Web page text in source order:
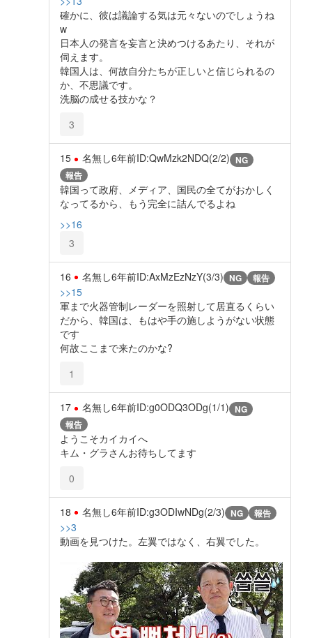
確かに、彼は議論する気は元々ないのでしょうね
w
日本人の発言を妄言と決めつけるあたり、それが
伺えます。
韓国人は、何故自分たちが正しいと信じられるの
か、不思議です。
洗脳の成せる技かな？
3
15 名無し6年前ID:QwMzk2NDQ(2/2) NG
報告
韓国って政府、メディア、国民の全てがおかしく
なってるから、もう完全に詰んでるよね
>>16
3
16 名無し6年前ID:AxMzEzNzY(3/3) NG 報告
>>15
軍まで火器管制レーダーを照射して居直るくらい
だから、韓国は、もはや手の施しようがない状態
です
何故ここまで来たのかな?
1
17 名無し6年前ID:g0ODQ3ODg(1/1) NG
報告
ようこそカイカイへ
キム・グラさんお待ちしてます
0
18 名無し6年前ID:g3ODIwNDg(2/3) NG 報告
>>3
動画を見つけた。左翼ではなく、右翼でした。